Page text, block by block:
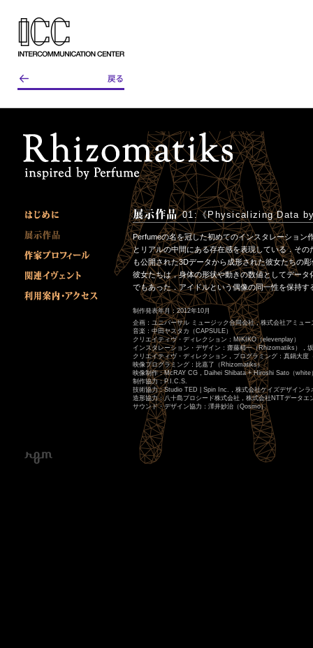
01:《Physicalizing Data
Perfumeの名を冠した初めてのインスタレーション
とリアルの中間にある存在感を表現している．そ
も公開された3Dデータから成形された彼女たちの
彼女たちは，身体の形状や動きの数値としてデー
でもあった．アイドルという偶像の同一性を保持
制作発表年月：2012年10月
企画：ユニバーサル ミュージック合同会社，株式会社アミュー
音楽：中田ヤスタカ（CAPSULE）
クリエイティヴ・ディレクション：MIKIKO（elevenplay）
インスタレーション・デザイン：齋藤精一（Rhizomatiks），
クリエイティヴ・ディレクション，プログラミング：真鍋大度
映像プログラミング：比嘉了（Rhizomatiks）
映像制作：McRAY CG，Daihei Shibata + Hiroshi Sato（white
制作協力：P.I.C.S.
技術協力：Studio TED | Spin Inc.，株式会社ケイズデザインラ
造形協力：八十島プロシード株式会社，株式会社NTTデータエ
サウンド・デザイン協力：澤井妙治（Qosmo）